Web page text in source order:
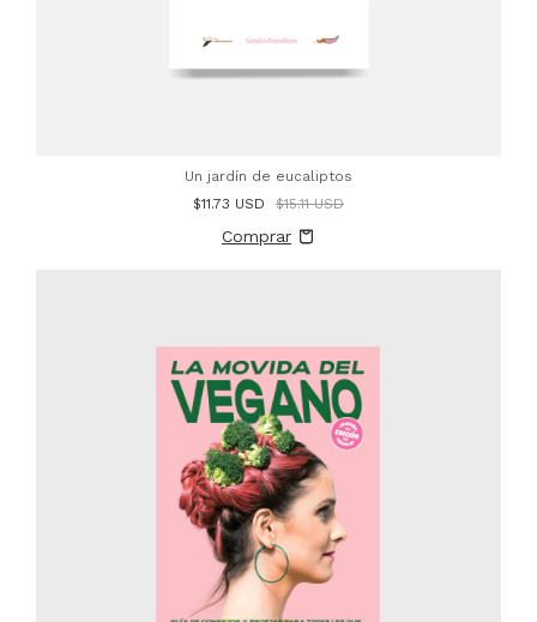
Un jardín de eucaliptos
$11.73 USD
$15.11 USD